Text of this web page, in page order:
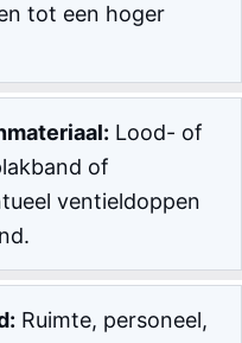
tot een hoger
Lood- of
of
ventieldoppen
Ruimte, personeel,